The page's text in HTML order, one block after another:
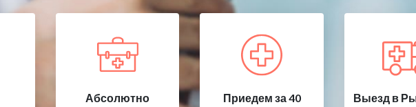
Абсолютно
Приедем за 40
Выезд в